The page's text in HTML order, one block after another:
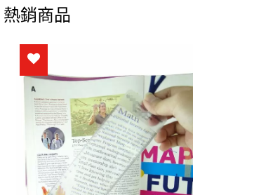
熱銷商品